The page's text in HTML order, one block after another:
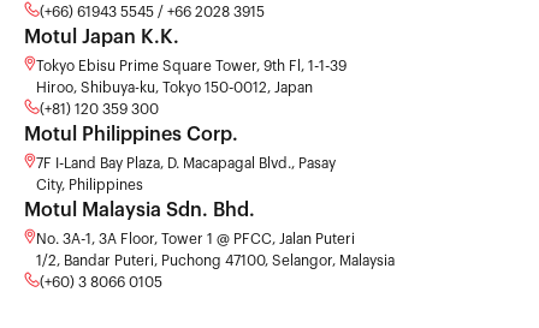
(+66) 61943 5545 / +66 2028 3915
Motul Japan K.K.
Tokyo Ebisu Prime Square Tower, 9th Fl, 1-1-39
Hiroo, Shibuya-ku, Tokyo 150-0012, Japan
(+81) 120 359 300
Motul Philippines Corp.
7F I-Land Bay Plaza, D. Macapagal Blvd., Pasay
City, Philippines
Motul Malaysia Sdn. Bhd.
No. 3A-1, 3A Floor, Tower 1 @ PFCC, Jalan Puteri
1/2, Bandar Puteri, Puchong 47100, Selangor, Malaysia
(+60) 3 8066 0105